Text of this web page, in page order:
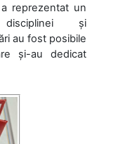
reprezentat un
și
au fost posibile
și-au dedicat